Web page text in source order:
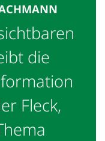
die
Fleck,